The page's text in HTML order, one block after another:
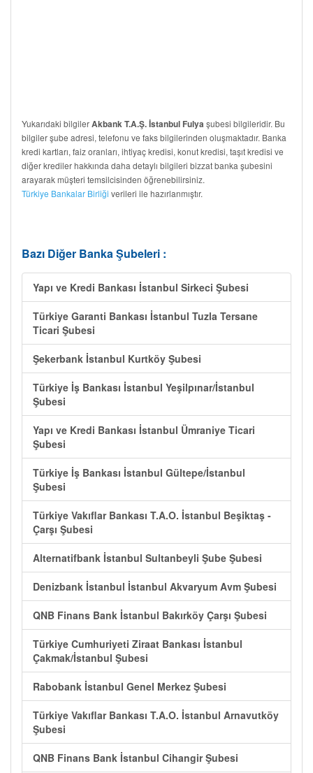
Yukarıdaki bilgilerAkbank T.A.Ş. İstanbul Fulya şubesi bilgileridir. Bu
bilgiler şube adresi, telefonu ve faks bilgilerinden oluşmaktadır. Banka
kredi kartları, faiz oranları, ihtiyaç kredisi, konut kredisi, taşıt kredisi ve
diğer krediler hakkında daha detaylı bilgileri bizzat banka şubesini
arayarak müşteri temsilcisinden öğrenebilirsiniz.
Türkiye Bankalar Birliği verileri ile hazırlanmıştır.
Bazı Diğer Banka Şubeleri :
Yapı ve Kredi Bankası İstanbul Sirkeci Şubesi
Türkiye Garanti Bankası İstanbul Tuzla Tersane
Ticari Şubesi
Şekerbank İstanbul Kurtköy Şubesi
Türkiye İş Bankası İstanbul Yeşilpınar/İstanbul
Şubesi
Yapı ve Kredi Bankası İstanbul Ümraniye Ticari
Şubesi
Türkiye İş Bankası İstanbul Gültepe/İstanbul
Şubesi
Türkiye Vakıflar Bankası T.A.O. İstanbul Beşiktaş -
Çarşı Şubesi
Alternatifbank İstanbul Sultanbeyli Şube Şubesi
Denizbank İstanbul İstanbul Akvaryum Avm Şubesi
QNB Finans Bank İstanbul Bakırköy Çarşı Şubesi
Türkiye Cumhuriyeti Ziraat Bankası İstanbul
Çakmak/İstanbul Şubesi
Rabobank İstanbul Genel Merkez Şubesi
Türkiye Vakıflar Bankası T.A.O. İstanbul Arnavutköy
Şubesi
QNB Finans Bank İstanbul Cihangir Şubesi